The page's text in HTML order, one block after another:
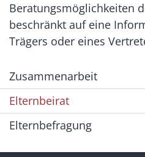
Beratungsmöglichkeiten
beschränkt auf eine
Trägers oder eines
Zusammenarbeit
Elternbeirat
Elternbefragung